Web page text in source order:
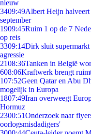
nieuw
3409:49Albert Heijn halveert
september
1909:45Ruim 1 op de 7
op reis
3309:14Dirk sluit
agressie
2108:36Tanken in België
608:06Kraftwerk brengt
107:52Geen Qatar en Abu
mogelijk in Europa
1807:49Iran overweegt
Hormuz
2300:51Onderzoek naar
oorlogsmisdadigers'